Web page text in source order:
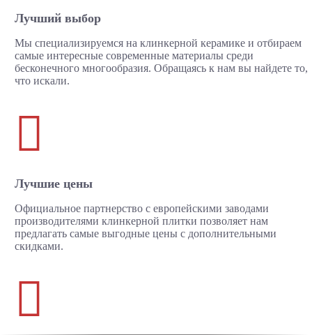
Лучший выбор
Мы специализируемся на клинкерной керамике и отбираем
самые интересные современные материалы среди
бесконечного многообразия. Обращаясь к нам вы найдете то,
что искали.

Лучшие цены
Официальное партнерство с европейскими заводами
производителями клинкерной плитки позволяет нам
предлагать самые выгодные цены с дополнительными
скидками.
